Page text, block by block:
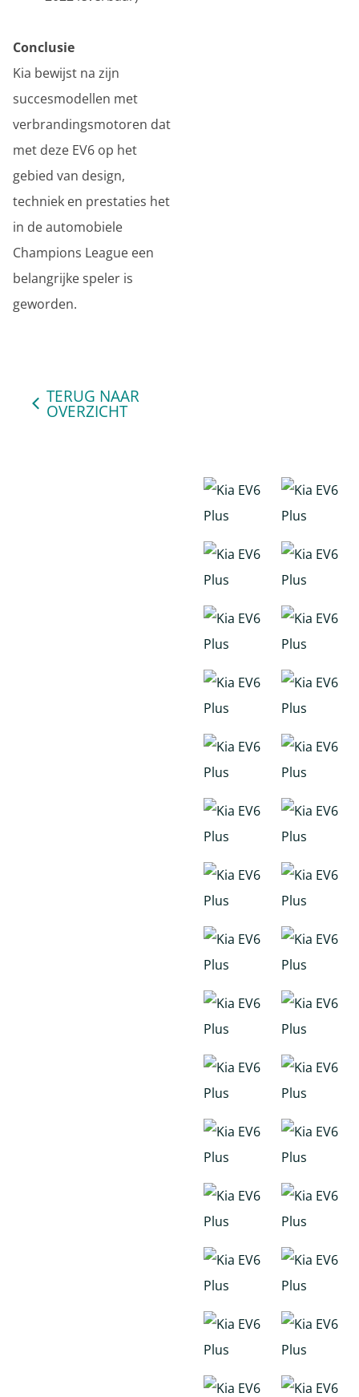
Conclusie
Kia bewijst na zijn
succesmodellen met
verbrandingsmotoren dat
met deze EV6 op het
gebied van design,
techniek en prestaties het
in de automobiele
Champions League een
belangrijke speler is
geworden.
TERUG NAAR
OVERZICHT